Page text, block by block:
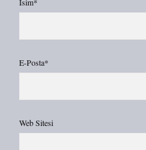
E-Posta*
Web Sitesi